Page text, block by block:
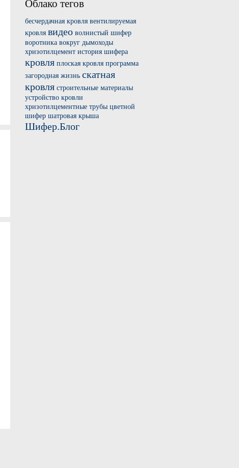
Облако тегов
бесчердачная кровля вентилируемая
кровля видео волнистый шифер
воротника вокруг дымоходы
хризотилцемент история шифера
кровля плоская кровля программа
загородная жизнь скатная
кровля строительные материалы
устройство кровли
хризотилцементные трубы цветной
шифер шатровая крыша
Шифер.Блог